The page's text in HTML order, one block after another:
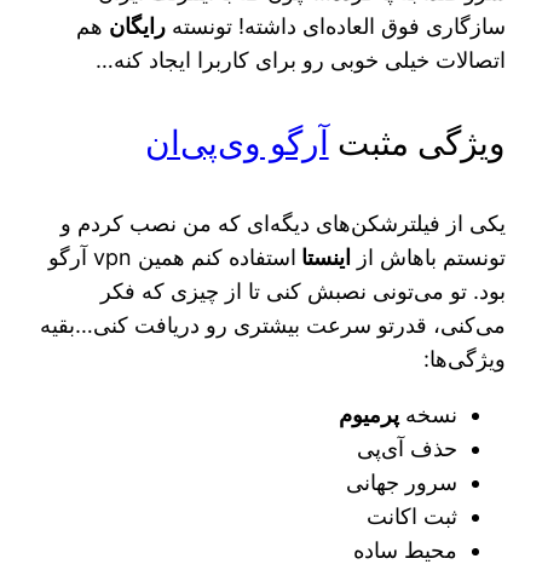
سازگاری فوق العاده‌ای داشته! تونستهرایگان هم
اتصالات خیلی خوبی رو برای کاربرا ایجاد کنه…
ویژگی مثبتآرگو وی‌پی‌ان
یکی از فیلترشکن‌های دیگه‌ای که من نصب کردم و
تونستم باهاش از
اینستا
استفاده کنم همین vpn آرگو
بود. تو می‌تونی نصبش کنی تا از چیزی که فکر
می‌کنی، قدرتو سرعت بیشتری رو دریافت کنی…بقیه
ویژگی‌ها:
نسخهپرمیوم
حذف آی‌پی
سرور جهانی
ثبت اکانت
محیط ساده